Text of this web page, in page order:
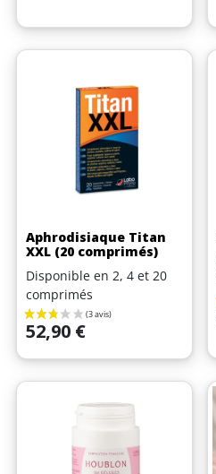
(12 avis)
Aphrodisiaque Titan
XXL (20 comprimés)
Disponible en 2, 4 et 20
comprimés
Prix
52,90 €